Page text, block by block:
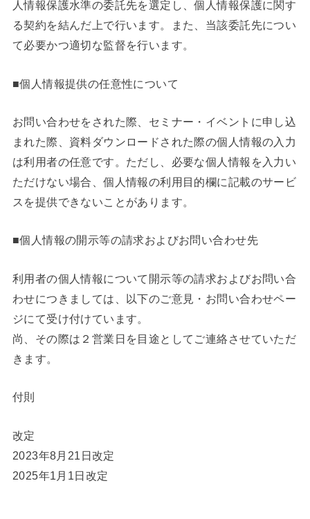
人情報保護水準の委託先を選定し、個人情報保護に関す
る契約を結んだ上で行います。また、当該委託先につい
て必要かつ適切な監督を行います。
■個人情報提供の任意性について
お問い合わせをされた際、セミナー・イベントに申し込
まれた際、資料ダウンロードされた際の個人情報の入力
は利用者の任意です。ただし、必要な個人情報を入力い
ただけない場合、個人情報の利用目的欄に記載のサービ
スを提供できないことがあります。
■個人情報の開示等の請求およびお問い合わせ先
利用者の個人情報について開示等の請求およびお問い合
わせにつきましては、以下のご意見・お問い合わせペー
ジにて受け付けています。
尚、その際は２営業日を目途としてご連絡させていただ
きます。
付則
改定
2023年8月21日改定
2025年1月1日改定